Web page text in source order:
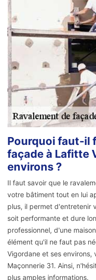
Pourquoi faut-il
façade à Lafitte
environs ?
Il faut savoir que le
votre bâtiment tout en lui
plus, il permet d'entretenir
soit performante et dure
professionnel, d'une
élément qu'il ne faut pas
Vigordane et ses
Maçonnerie 31. Ainsi,
plus amples informations.